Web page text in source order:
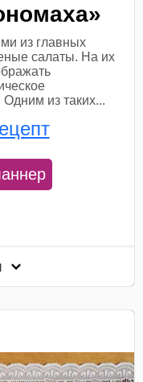
из главных
салаты. На их
из таких...